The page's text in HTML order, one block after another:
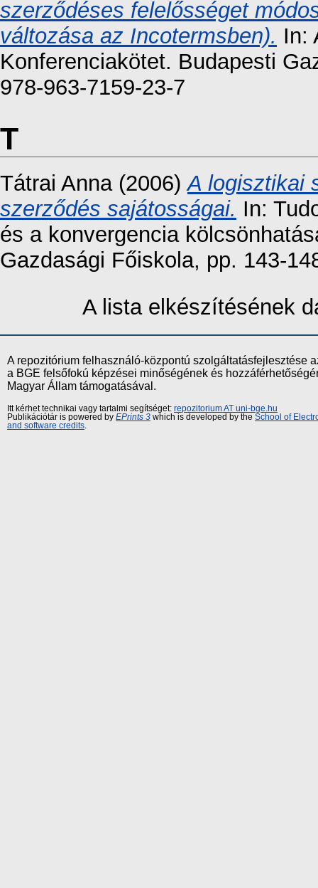
szerződéses felelősséget
változása az Incotermsben). In:
Konferenciakötet. Budapesti
978-963-7159-23-7
T
Tátrai Anna(2006)A logisztikai
szerződés sajátosságai. In:
és a konvergencia
Gazdasági Főiskola, pp. 143-
A lista elkészítésének
A repozitórium felhasználó-központú szolgáltatásfejlesztése
a BGE felsőfokú képzései minőségének és
Magyar Állam támogatásával.
Itt kérhet technikai vagy tartalmi segítséget: repozitorium AT uni-bge.hu
Publikációtár is powered by EPrints 3 which is developed by the School of
and software credits